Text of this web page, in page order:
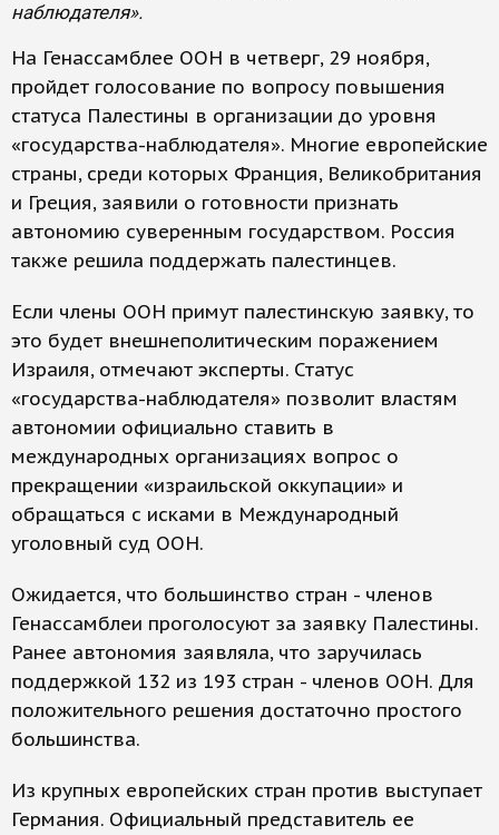
наблюдателя».
На Генассамблее ООН в четверг, 29 ноября,
пройдет голосование по вопросу повышения
статуса Палестины в организации до уровня
«государства-наблюдателя». Многие европейские
страны, среди которых Франция, Великобритания
и Греция, заявили о готовности признать
автономию суверенным государством. Россия
также решила поддержать палестинцев.
Если члены ООН примут палестинскую заявку, то
это будет внешнеполитическим поражением
Израиля, отмечают эксперты. Статус
«государства-наблюдателя» позволит властям
автономии официально ставить в
международных организациях вопрос о
прекращении «израильской оккупации» и
обращаться с исками в Международный
уголовный суд ООН.
Ожидается, что большинство стран - членов
Генассамблеи проголосуют за заявку Палестины.
Ранее автономия заявляла, что заручилась
поддержкой 132 из 193 стран - членов ООН. Для
положительного решения достаточно простого
большинства.
Из крупных европейских стран против выступает
Германия. Официальный представитель ее